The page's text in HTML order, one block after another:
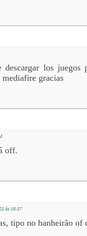
descargar los
gracias
off.
às 10:37
tipo no banheirão of